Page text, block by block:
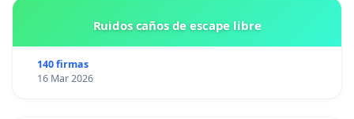
Ruidos caños de escape libre
140 firmas
16 Mar 2026